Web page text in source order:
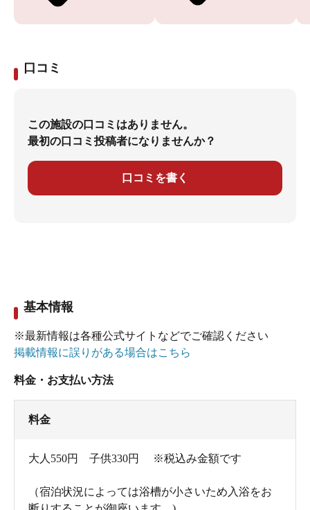
口コミ
この施設の口コミはありません。
最初の口コミ投稿者になりませんか？
口コミを書く
基本情報
※最新情報は各種公式サイトなどでご確認ください
掲載情報に誤りがある場合はこちら
料金・お支払い方法
料金
大人550円 子供330円 ※税込み金額です
（宿泊状況によっては浴槽が小さいため入浴をお